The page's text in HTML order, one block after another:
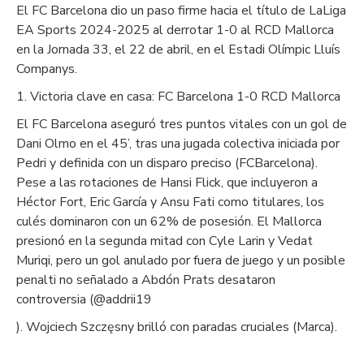
El FC Barcelona dio un paso firme hacia el título de LaLiga
EA Sports 2024-2025 al derrotar 1-0 al RCD Mallorca
en la Jornada 33, el 22 de abril, en el Estadi Olímpic Lluís
Companys.
1. Victoria clave en casa: FC Barcelona 1-0 RCD Mallorca
El FC Barcelona aseguró tres puntos vitales con un gol de
Dani Olmo en el 45’, tras una jugada colectiva iniciada por
Pedri y definida con un disparo preciso (FCBarcelona).
Pese a las rotaciones de Hansi Flick, que incluyeron a
Héctor Fort, Eric García y Ansu Fati como titulares, los
culés dominaron con un 62% de posesión. El Mallorca
presionó en la segunda mitad con Cyle Larin y Vedat
Muriqi, pero un gol anulado por fuera de juego y un posible
penalti no señalado a Abdón Prats desataron
controversia (@addrii19
). Wojciech Szczęsny brilló con paradas cruciales (Marca).